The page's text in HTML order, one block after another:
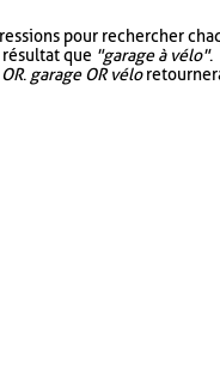
pour rechercher
que "garage à vélo".
OR. garage OR vélo